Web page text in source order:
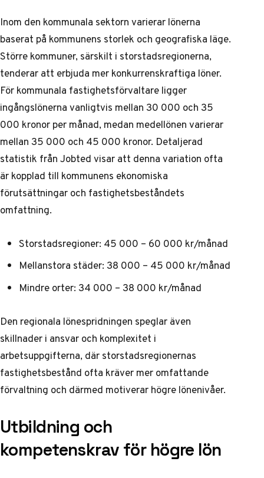
Inom den kommunala sektorn varierar lönerna
baserat på kommunens storlek och geografiska läge.
Större kommuner, särskilt i storstadsregionerna,
tenderar att erbjuda mer konkurrenskraftiga löner.
För kommunala fastighetsförvaltare ligger
ingångslönerna vanligtvis mellan 30 000 och 35
000 kronor per månad, medan medellönen varierar
mellan 35 000 och 45 000 kronor. Detaljerad
statistik från Jobtedvisar att denna variation ofta
är kopplad till kommunens ekonomiska
förutsättningar och fastighetsbeståndets
omfattning.
Storstadsregioner: 45 000 – 60 000 kr/månad
Mellanstora städer: 38 000 – 45 000 kr/månad
Mindre orter: 34 000 – 38 000 kr/månad
Den regionala lönespridningen speglar även
skillnader i ansvar och komplexitet i
arbetsuppgifterna, där storstadsregionernas
fastighetsbestånd ofta kräver mer omfattande
förvaltning och därmed motiverar högre lönenivåer.
Utbildning och
kompetenskrav för högre lön